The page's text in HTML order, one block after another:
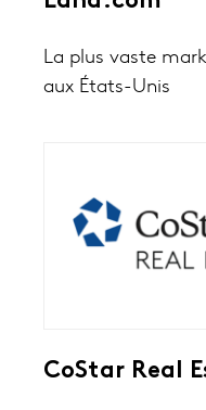
La plus vaste
aux États-Unis
CoStar Real